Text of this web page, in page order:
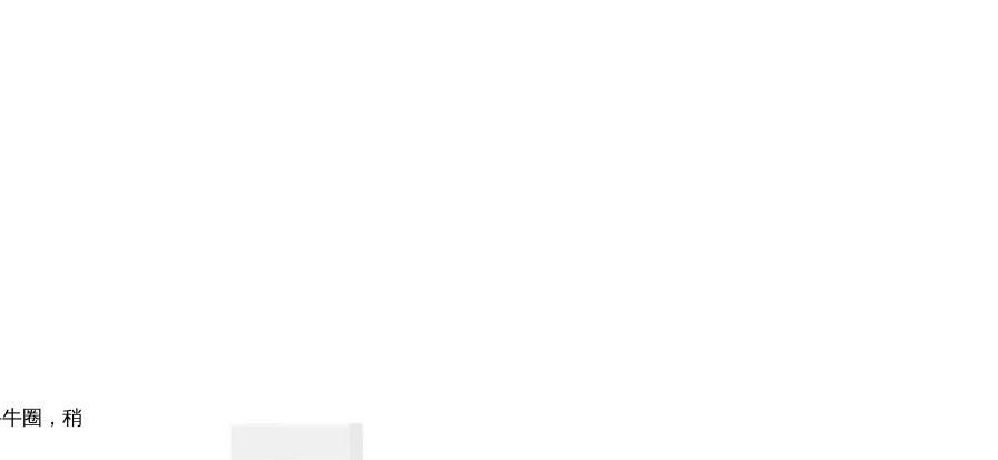
圈，稍